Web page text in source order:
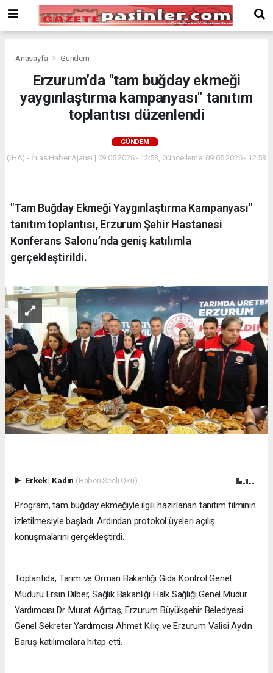
Bonusu
Veren
deneme
siteler
Yeni
Anasayfa Gündem
Erzurum’da "tam buğday ekmeği
yaygınlaştırma kampanyası" tanıtım
toplantısı düzenlendi
GÜNDEM
(İHA) - İhlas Haber Ajansı | 09.05.2026 - 12:53, Güncelleme: 09.05.2026 - 12:53
"Tam Buğday Ekmeği Yaygınlaştırma Kampanyası"
tanıtım toplantısı, Erzurum Şehir Hastanesi
Konferans Salonu’nda geniş katılımla
gerçekleştirildi.
Erkek| Kadın (Haberi Sesli Oku)
Program, tam buğday ekmeğiyle ilgili hazırlanan tanıtım filminin
izletilmesiyle başladı. Ardından protokol üyeleri açılış
konuşmalarını gerçekleştirdi.
Toplantıda, Tarım ve Orman Bakanlığı Gıda Kontrol Genel
Müdürü Ersin Dilber, Sağlık Bakanlığı Halk Sağlığı Genel Müdür
Yardımcısı Dr. Murat Ağırtaş, Erzurum Büyükşehir Belediyesi
Genel Sekreter Yardımcısı Ahmet Kılıç ve Erzurum Valisi Aydın
Baruş katılımcılara hitap etti.